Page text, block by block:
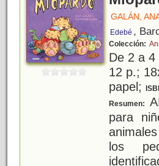
GALÁN,
Edebé ,
Colección:
De 2 a
12 p.;
papel;
Resumen:
para
los